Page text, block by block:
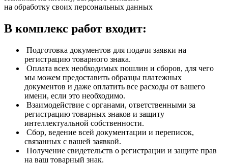
на обработку своих персональных данных
В комплекс работ входит:
Подготовка документов для подачи заявки на
регистрацию товарного знака.
Оплата всех необходимых пошлин и сборов, для чего
мы можем предоставить образцы платежных
документов и даже оплатить все расходы от вашего
имени, если это необходимо.
Взаимодействие с органами, ответственными за
регистрацию товарных знаков и защиту
интеллектуальной собственности.
Сбор, ведение всей документации и переписок,
связанных с вашей заявкой.
Получение свидетельств о регистрации и защите прав
на ваш товарный знак.